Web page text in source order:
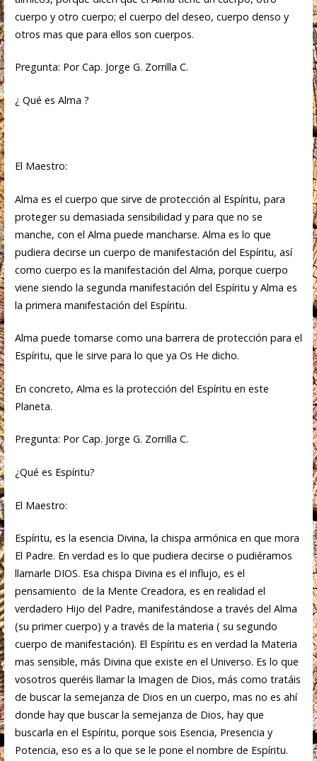
cuerpo y otro cuerpo; el cuerpo del deseo, cuerpo denso y
otros mas que para ellos son cuerpos.
Pregunta: Por Cap. Jorge G. Zorrilla C.
¿ Qué es Alma ?
El Maestro:
Alma es el cuerpo que sirve de protección al Espíritu, para
proteger su demasiada sensibilidad y para que no se
manche, con el Alma puede mancharse. Alma es lo que
pudiera decirse un cuerpo de manifestación del Espíritu, así
como cuerpo es la manifestación del Alma, porque cuerpo
viene siendo la segunda manifestación del Espíritu y Alma es
la primera manifestación del Espíritu.
Alma puede tomarse como una barrera de protección para el
Espíritu, que le sirve para lo que ya Os He dicho.
En concreto, Alma es la protección del Espíritu en este
Planeta.
Pregunta: Por Cap. Jorge G. Zorrilla C.
¿Qué es Espíritu?
El Maestro:
Espíritu, es la esencia Divina, la chispa armónica en que mora
El Padre. En verdad es lo que pudiera decirse o pudiéramos
llamarle DIOS. Esa chispa Divina es el influjo, es el
pensamiento de la Mente Creadora, es en realidad el
verdadero Hijo del Padre, manifestándose a través del Alma
(su primer cuerpo) y a través de la materia ( su segundo
cuerpo de manifestación). El Espíritu es en verdad la Materia
mas sensible, más Divina que existe en el Universo. Es lo que
vosotros queréis llamar la Imagen de Dios, más como tratáis
de buscar la semejanza de Dios en un cuerpo, mas no es ahí
donde hay que buscar la semejanza de Dios, hay que
buscarla en el Espíritu, porque sois Esencia, Presencia y
Potencia, eso es a lo que se le pone el nombre de Espíritu.